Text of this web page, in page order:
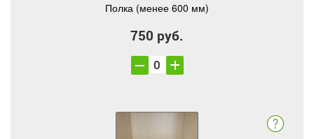
Полка (менее 600 мм)
750 руб.